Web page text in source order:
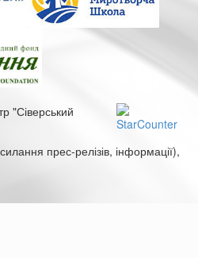
"Сіверський
прес-релізів, інформації),